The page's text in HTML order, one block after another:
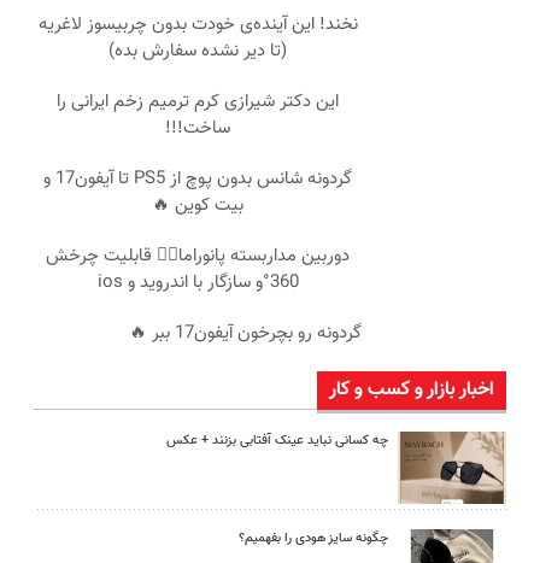
نخند! این آینده‌ی خودت بدون چربیسوز لاغریه
(تا دیر نشده سفارش بده)
این دکتر شیرازی کرم ترمیم زخم ایرانی را
ساخت!!!
گردونه شانس بدون پوچ از PS5 تا آیفون17 و
بیت کوین 🔥
دوربین مداربسته پانوراما👈🏻 قابلیت چرخش
360°و سازگار با اندروید و ios
گردونه رو بچرخون آیفون17 ببر 🔥
اخبار بازار و کسب و کار
چه کسانی نباید عینک آفتابی بزنند + عکس
چگونه سایز هودی را بفهمیم؟